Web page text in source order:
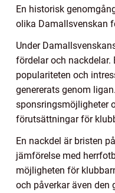
En historisk
olika Damallsvenskan
Under
fördelar och nackdelar.
populariteten och
genererats genom
sponsringsmöjligheter
förutsättningar för
En nackdel är bristen
jämförelse med
möjligheten för
och påverkar även den